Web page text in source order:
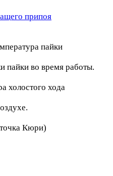
припоя
пайки
пайки во время работы.
холостого хода
Кюри)